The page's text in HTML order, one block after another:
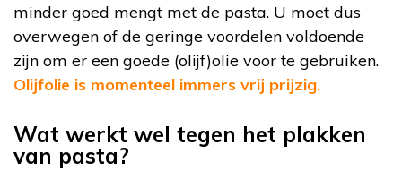
minder goed mengt met de pasta. U moet dus
overwegen of de geringe voordelen voldoende
zijn om er een goede (olijf)olie voor te gebruiken.
Olijfolie is momenteel immers vrij prijzig.
Wat werkt wel tegen het plakken
van pasta?